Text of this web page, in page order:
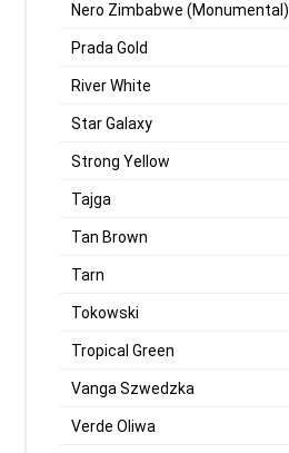
Nero Zimbabwe (Monumental)
Prada Gold
River White
Star Galaxy
Strong Yellow
Tajga
Tan Brown
Tarn
Tokowski
Tropical Green
Vanga Szwedzka
Verde Oliwa